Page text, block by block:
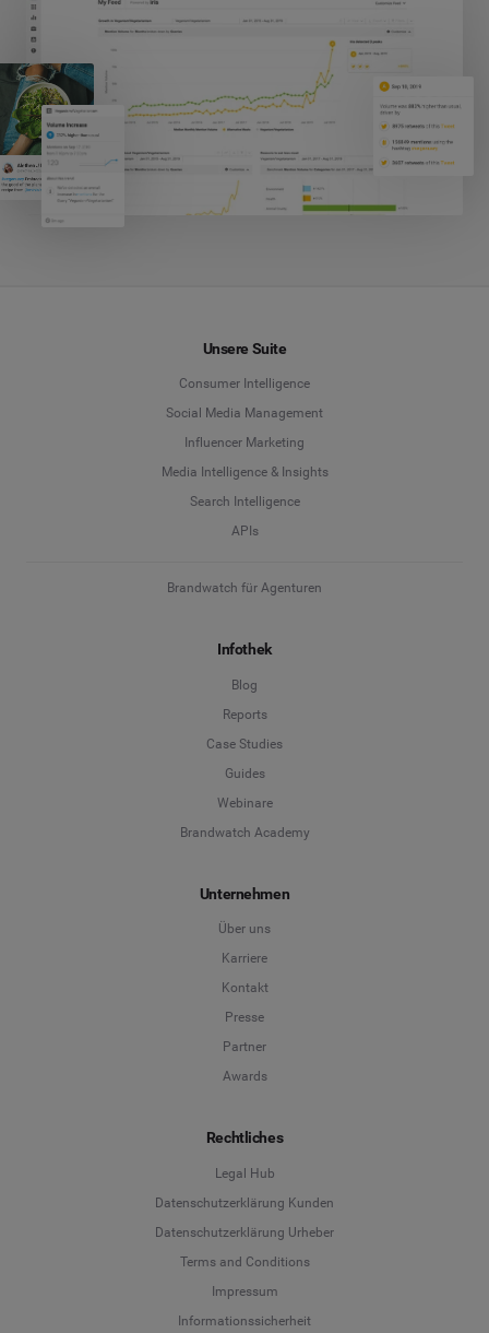
Unsere Suite
Consumer Intelligence
Social Media Management
Influencer Marketing
Media Intelligence & Insights
Search Intelligence
APIs
Brandwatch für Agenturen
Infothek
Blog
Reports
Case Studies
Guides
Webinare
Brandwatch Academy
Unternehmen
Über uns
Karriere
Kontakt
Presse
Partner
Awards
Rechtliches
Legal Hub
Datenschutzerklärung Kunden
Datenschutzerklärung Urheber
Terms and Conditions
Impressum
Informationssicherheit